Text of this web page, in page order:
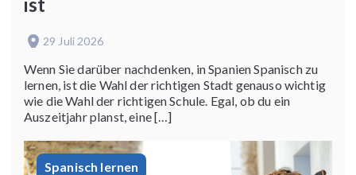
29 Juli 2026
Wenn Sie darüber nachdenken, in Spanien Spanisch zu
lernen, ist die Wahl der richtigen Stadt genauso wichtig
wie die Wahl der richtigen Schule. Egal, ob du ein
Auszeitjahr planst, eine […]
Spanisch lernen